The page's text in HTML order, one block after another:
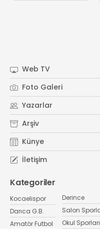
Web TV
Foto Galeri
Yazarlar
Arşiv
Künye
İletişim
Kategoriler
Kocaelispor
Darıca G.B.
Amatör Futbol
Derince
Salon
Okul Sporları